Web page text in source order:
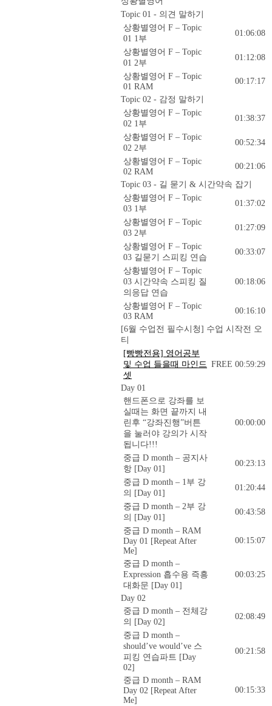
Topic 01 - 의견 말하기
상황별영어 F – Topic
01 1부
01:06:08
상황별영어 F – Topic
01 2부
01:12:08
상황별영어 F – Topic
01 RAM
00:17:17
Topic 02 - 감정 말하기
상황별영어 F – Topic
02 1부
01:38:37
상황별영어 F – Topic
02 2부
00:52:34
상황별영어 F – Topic
02 RAM
00:21:06
Topic 03 - 길 묻기 & 시간약속 잡기
상황별영어 F – Topic
03 1부
01:37:02
상황별영어 F – Topic
03 2부
01:27:09
상황별영어 F – Topic
03 길묻기 스피킹 연습
00:33:07
상황별영어 F – Topic
03 시간약속 스피킹 질
의응답 연습
00:18:06
상황별영어 F – Topic
03 RAM
00:16:10
[6월 수업전 필수시청] 수업 시작전 오
티
[빵빵전용] 영어공부
및 수업 들을때 마인드
셋
FREE 00:59:29
Day 01
핸드폰으로 강좌를 보
실때는 화면 끝까지 내
린후 “강좌진행”버튼
을 눌러야 강의가 시작
됩니다!!!
00:00:00
중급 D month – 공지사
항 [Day 01]
00:23:13
중급 D month – 1부 강
의 [Day 01]
01:20:44
중급 D month – 2부 강
의 [Day 01]
00:43:58
중급 D month – RAM
Day 01 [Repeat After
Me]
00:15:07
중급 D month –
Expression 흡수용 즉흥
대화문 [Day 01]
00:03:25
Day 02
중급 D month – 전체강
의 [Day 02]
02:08:49
중급 D month –
should’ve would’ve 스
피킹 연습파트 [Day
02]
00:21:58
중급 D month – RAM
Day 02 [Repeat After
Me]
00:15:33